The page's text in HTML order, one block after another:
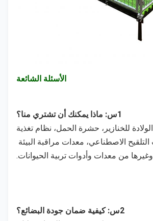
الأسئلة الشائعة
1س: ماذا يمكنك أن تشتري منا؟
وغيرها من معدات وأدوات تربية الحيوانات.
2س: كيفية ضمان جودة البضائع؟